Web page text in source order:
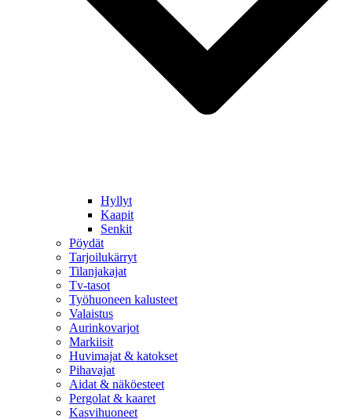
Hyllyt
Kaapit
Senkit
Pöydät
Tarjoilukärryt
Tilanjakajat
Tv-tasot
Työhuoneen kalusteet
Valaistus
Aurinkovarjot
Markiisit
Huvimajat & katokset
Pihavajat
Aidat & näköesteet
Pergolat & kaaret
Kasvihuoneet